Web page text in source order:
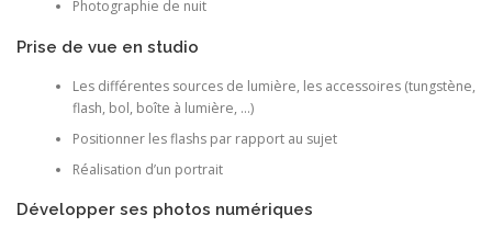
Photographie de nuit
Prise de vue en studio
Les différentes sources de lumière, les accessoires (tungstène,
flash, bol, boîte à lumière, …)
Positionner les flashs par rapport au sujet
Réalisation d’un portrait
Développer ses photos numériques